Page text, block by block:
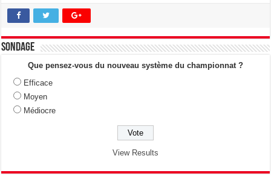
Sondage
Que pensez-vous du nouveau système du championnat ?
Efficace
Moyen
Médiocre
View Results